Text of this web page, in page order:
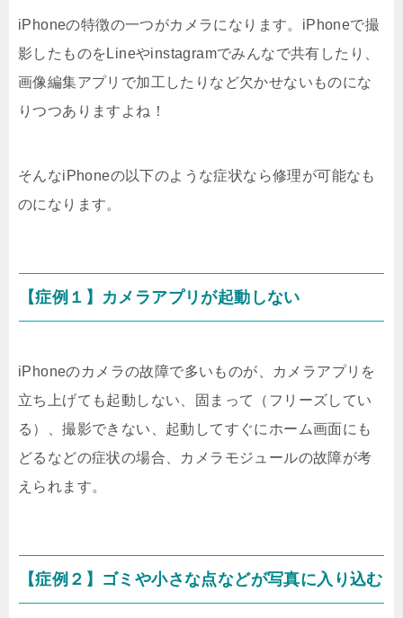
iPhoneの特徴の一つがカメラになります。iPhoneで撮
影したものをLineやinstagramでみんなで共有したり、
画像編集アプリで加工したりなど欠かせないものにな
りつつありますよね！
そんなiPhoneの以下のような症状なら修理が可能なも
のになります。
【症例１】カメラアプリが起動しない
iPhoneのカメラの故障で多いものが、カメラアプリを
立ち上げても起動しない、固まって（フリーズしてい
る）、撮影できない、起動してすぐにホーム画面にも
どるなどの症状の場合、カメラモジュールの故障が考
えられます。
【症例２】ゴミや小さな点などが写真に入り込む